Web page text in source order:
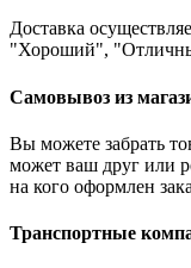
Доставка
"Хороший",
Самовывоз из
Вы можете забрать
может ваш друг или
на кого оформлен
Транспортные